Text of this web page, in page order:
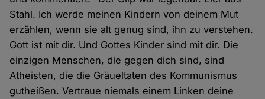
Stahl. Ich werde meinen Kindern von deinem Mut
erzählen, wenn sie alt genug sind, ihn zu verstehen.
Gott ist mit dir. Und Gottes Kinder sind mit dir. Die
einzigen Menschen, die gegen dich sind, sind
Atheisten, die die Gräueltaten des Kommunismus
gutheißen. Vertraue niemals einem Linken deine